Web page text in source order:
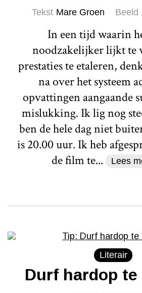
Tekst Mare Groen Beeld
In een tijd waarin
noodzakelijker lijkt te
prestaties te etaleren,
na over het systeem
opvattingen aangaande
mislukking. Ik lig nog
ben de hele dag niet
is 20.00 uur. Ik heb
de film te...
Lees
Literair
Durf hardop te